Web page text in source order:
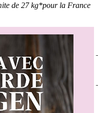
de 27 kg*pour la France